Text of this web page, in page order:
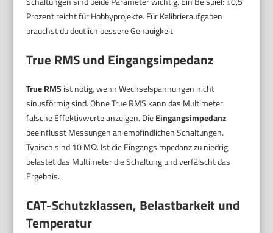
Prozent reicht für Hobbyprojekte. Für Kalibrieraufgaben
brauchst du deutlich bessere Genauigkeit.
True RMS und Eingangsimpedanz
True RMS ist nötig, wenn Wechselspannungen nicht
sinusförmig sind. Ohne True RMS kann das Multimeter
falsche Effektivwerte anzeigen. DieEingangsimpedanz
beeinflusst Messungen an empfindlichen Schaltungen.
Typisch sind 10 MΩ. Ist die Eingangsimpedanz zu niedrig,
belastet das Multimeter die Schaltung und verfälscht das
Ergebnis.
CAT-Schutzklassen, Belastbarkeit und
Temperatur